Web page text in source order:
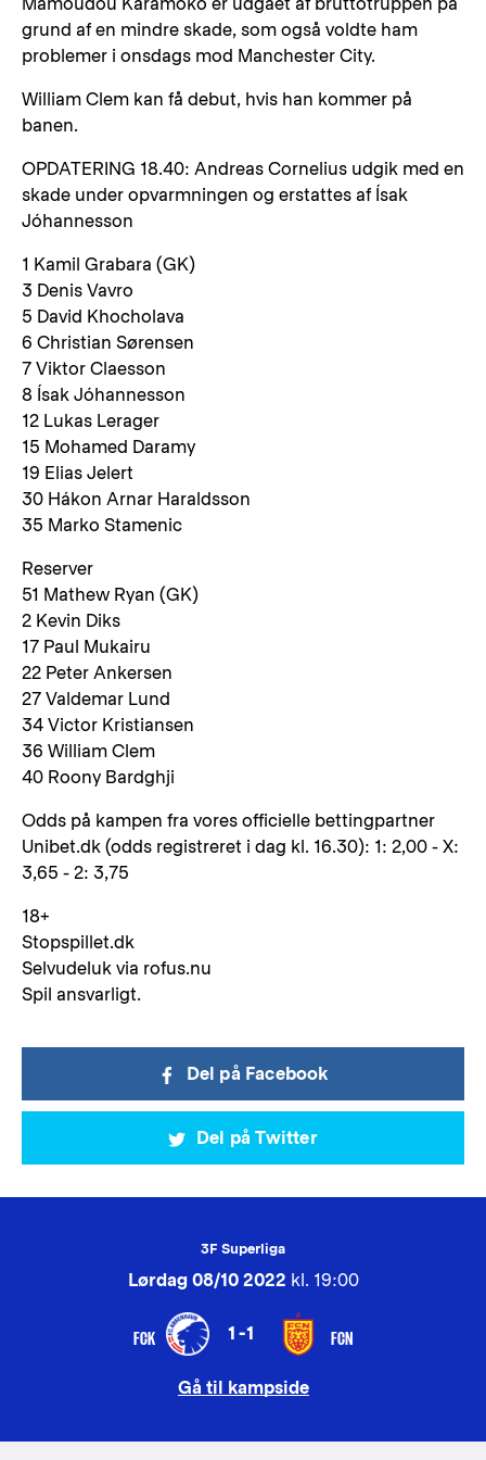
grund af en mindre skade, som også voldte ham
problemer i onsdags mod Manchester City.
William Clem kan få debut, hvis han kommer på
banen.
OPDATERING 18.40: Andreas Cornelius udgik med en
skade under opvarmningen og erstattes af Ísak
Jóhannesson
1 Kamil Grabara (GK)
3 Denis Vavro
5 David Khocholava
6 Christian Sørensen
7 Viktor Claesson
8 Ísak Jóhannesson
12 Lukas Lerager
15 Mohamed Daramy
19 Elias Jelert
30 Hákon Arnar Haraldsson
35 Marko Stamenic
Reserver
51 Mathew Ryan (GK)
2 Kevin Diks
17 Paul Mukairu
22 Peter Ankersen
27 Valdemar Lund
34 Victor Kristiansen
36 William Clem
40 Roony Bardghji
Odds på kampen fra vores officielle bettingpartner
Unibet.dk (odds registreret i dag kl. 16.30): 1: 2,00 - X:
3,65 - 2: 3,75
18+
Stopspillet.dk
Selvudeluk via rofus.nu
Spil ansvarligt.
Del på Facebook
Del på Twitter
3F Superliga
Lørdag 08/10 2022 kl. 19:00
FCK 1-1 FCN
Gå til kampside